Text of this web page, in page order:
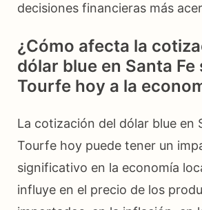
decisiones financieras más
¿Cómo afecta la
dólar blue en Santa Fe
Tourfe hoy a la
La cotización del dólar blue en
Tourfe hoy puede tener un
significativo en la economía
influye en el precio de los